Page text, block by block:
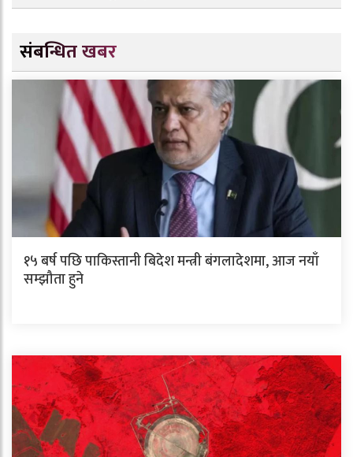
संबन्धित खबर
१५ बर्ष पछि पाकिस्तानी बिदेश मन्त्री बंगलादेशमा, आज नयाँ
सम्झौता हुने